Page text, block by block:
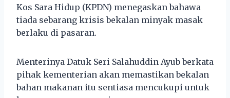
Kos Sara Hidup (KPDN) menegaskan bahawa
tiada sebarang krisis bekalan minyak masak
berlaku di pasaran.
Menterinya Datuk Seri Salahuddin Ayub berkata
pihak kementerian akan memastikan bekalan
bahan makanan itu sentiasa mencukupi untuk